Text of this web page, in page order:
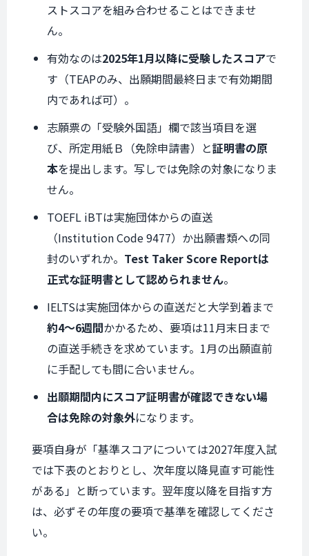
ストスコアを組み合わせることはできませ
ん。
有効なのは2025年1月以降に受験したスコアで
す（TEAPのみ、出願期間最終日まで有効期間
内であれば可）。
志願票の「受験外国語」欄で該当項目を選
び、所定用紙Ｂ（免除申請書）と証明書の原
本を提出します。写しでは免除の対象になりま
せん。
TOEFL iBTは実施団体からの直送
（Institution Code 9477）か出願書類への同
封のいずれか。 Test Taker Score Reportは
正式な証明書として認められません。
IELTSは実施団体からの直送だと大学到着まで
約4〜6週間かかるため、要項は11月末日まで
の直送手続きを求めています。1月の出願直前
に手配しても間に合いません。
出願期間内にスコア証明書が確認できない場
合は免除の対象外になります。
要項自身が「基準スコアについては2027年度入試
では下表のとおりとし、次年度以降見直す可能性
がある」と断っています。翌年度以降を目指す方
は、必ずその年度の要項で基準を確認してくださ
い。